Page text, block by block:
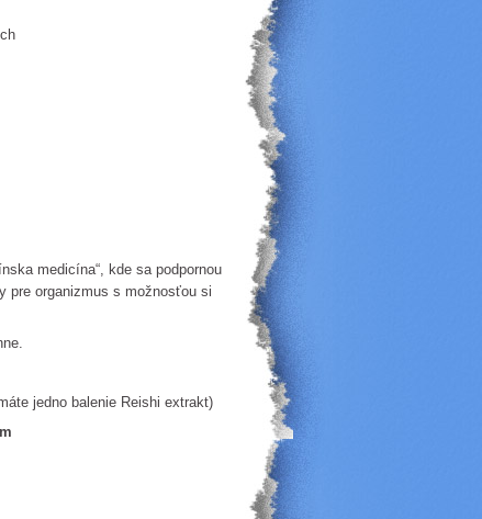
medicína“, kde sa podpornou
pre organizmus s možnosťou si
jedno balenie Reishi extrakt)